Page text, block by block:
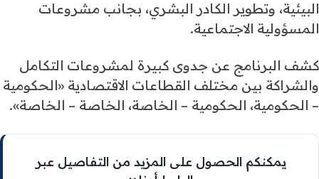
البيئية، وتطوير الكادر البشري، بجانب مشروعات
المسؤولية الاجتماعية.
كشف البرنامج عن جدوى كبيرة لمشروعات التكامل
والشراكة بين مختلف القطاعات الاقتصادية «الحكومية
– الحكومية، الحكومية – الخاصة، الخاصة – الخاصة».
يمكنكم الحصول على المزيد من التفاصيل عبر